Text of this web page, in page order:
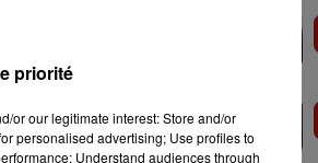
artistiques de
elle
la vue
Paulista, artère
ville.
priorité
or our legitimate interest: Store and/or
personalised advertising; Use profiles to
Understand audiences through